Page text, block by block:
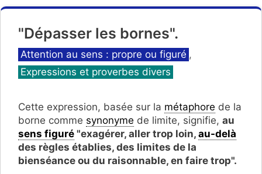
"Dépasser les bornes".
Catégories
Attention au sens : propre ou figuré ,
Expressions et proverbes divers
Cette expression, basée sur la métaphore de la
borne comme synonyme de limite, signifie, au
sens figuré "exagérer, aller trop loin, au-delà
des règles établies, des limites de la
bienséance ou du raisonnable, en faire trop".